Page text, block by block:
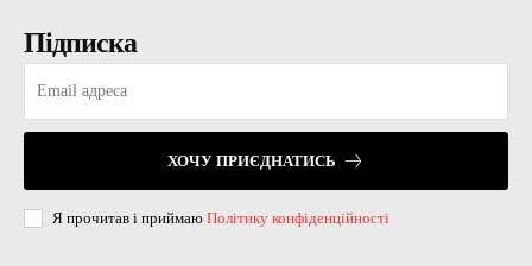
Підписка
ХОЧУ ПРИЄДНАТИСЬ
Я прочитав і приймаю Політику конфіденційності